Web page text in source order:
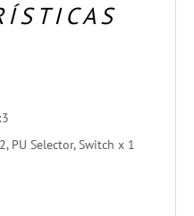
PU Selector, Switch x 1